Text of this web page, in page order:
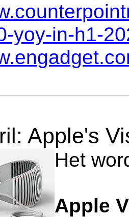
yoy-in-h1-
Apple's
Het
Apple